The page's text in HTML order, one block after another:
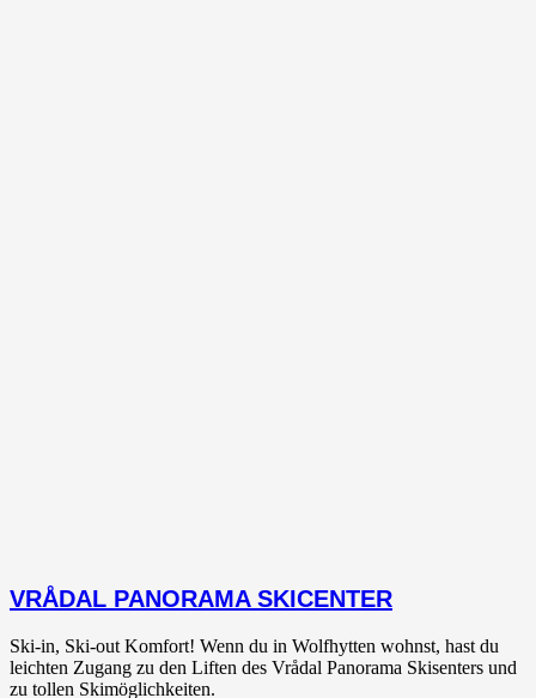
VRÅDAL PANORAMA SKICENTER
Ski-in, Ski-out Komfort! Wenn du in Wolfhytten wohnst, hast du
leichten Zugang zu den Liften des Vrådal Panorama Skisenters und
zu tollen Skimöglichkeiten.